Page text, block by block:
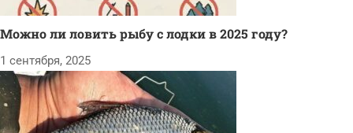
Можно ли ловить рыбу с лодки в 2025 году?
1 сентября, 2025